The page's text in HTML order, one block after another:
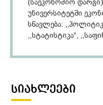
უნივერსიტეტში
სწავლება:
,,სტატისტიკა“,
,,საეკონომიო
დოქტორი ფილიპე
რომელიც
ᲡᲘᲐᲮᲚᲔᲔᲑᲘ